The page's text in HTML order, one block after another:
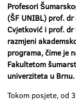
Profesori
(ŠF UNIBL) prof.
Cvjetković i prof.
razmjeni
programa, čime je
Fakultetom
univerziteta u Brnu.
Tokom posjete, od